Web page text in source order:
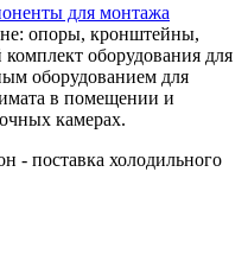
для монтажа
опоры, кронштейны,
оборудования для
оборудованием для
в помещении и
камерах.